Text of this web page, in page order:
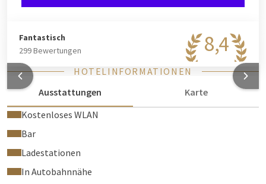
8,4
Fantastisch
299 Bewertungen
HOTELINFORMATIONEN
Ausstattungen
Karte
Kostenloses WLAN
Bar
Ladestationen
In Autobahnnähe